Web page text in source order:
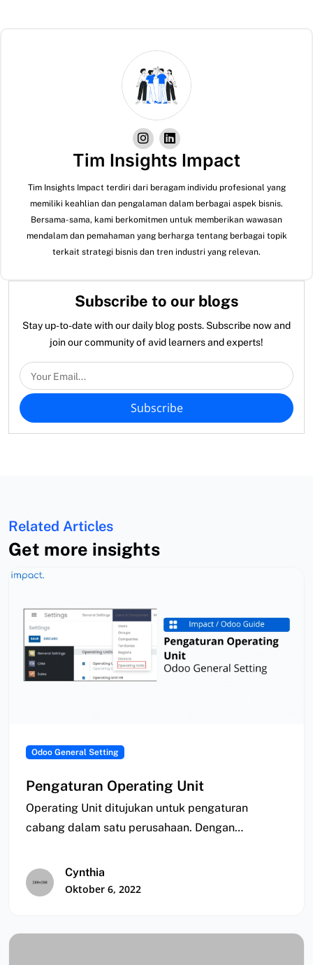
Tim Insights Impact
Tim Insights Impact terdiri dari beragam individu profesional yang
memiliki keahlian dan pengalaman dalam berbagai aspek bisnis.
Bersama-sama, kami berkomitmen untuk memberikan wawasan
mendalam dan pemahaman yang berharga tentang berbagai topik
terkait strategi bisnis dan tren industri yang relevan.
Subscribe to our blogs
Stay up-to-date with our daily blog posts. Subscribe now and
join our community of avid learners and experts!
Subscribe
Related Articles
Get more insights
Odoo General Setting
Pengaturan Operating Unit
Operating Unit ditujukan untuk pengaturan
cabang dalam satu perusahaan. Dengan
Cynthia
Oktober 6, 2022